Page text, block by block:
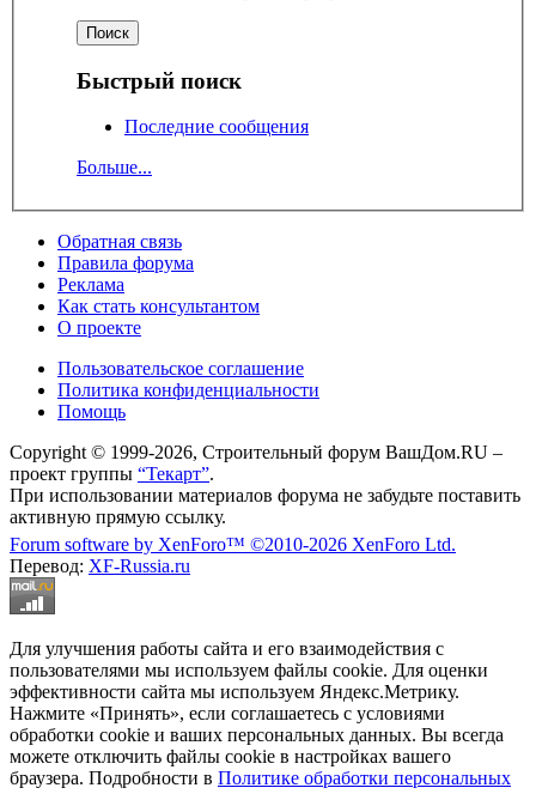
Быстрый поиск
Последние сообщения
Больше...
Обратная связь
Правила форума
Реклама
Как стать консультантом
О проекте
Пользовательское соглашение
Политика конфиденциальности
Помощь
Copyright © 1999-2026, Строительный форум ВашДом.RU –
проект группы “Текарт”.
При использовании материалов форума не забудьте поставить
активную прямую ссылку.
Forum software by XenForo™ ©2010-2026 XenForo Ltd.
Перевод: XF-Russia.ru
Для улучшения работы сайта и его взаимодействия с
пользователями мы используем файлы cookie. Для оценки
эффективности сайта мы используем Яндекс.Метрику.
Нажмите «Принять», если соглашаетесь с условиями
обработки cookie и ваших персональных данных. Вы всегда
можете отключить файлы cookie в настройках вашего
браузера. Подробности в Политике обработки персональных